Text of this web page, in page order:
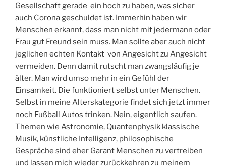
Gesellschaft gerade ein hoch zu haben, was sicher
auch Corona geschuldet ist. Immerhin haben wir
Menschen erkannt, dass man nicht mit jedermann oder
Frau gut Freund sein muss. Man sollte aber auch nicht
jeglichen echten Kontakt von Angesicht zu Angesicht
vermeiden. Denn damit rutscht man zwangsläufig je
älter. Man wird umso mehr in ein Gefühl der
Einsamkeit. Die funktioniert selbst unter Menschen.
Selbst in meine Alterskategorie findet sich jetzt immer
noch Fußball Autos trinken. Nein, eigentlich saufen.
Themen wie Astronomie, Quantenphysik klassische
Musik, künstliche Intelligenz, philosophische
Gespräche sind eher Garant Menschen zu vertreiben
und lassen mich wieder zurückkehren zu meinem